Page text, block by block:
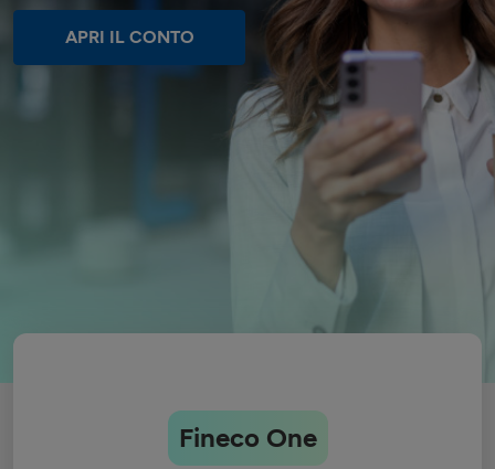
APRI IL CONTO
Fineco One